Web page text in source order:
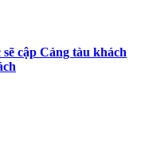
cập Cảng tàu khách